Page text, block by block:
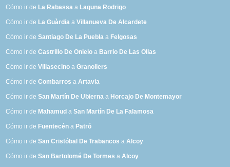
Cómo ir de La Rabassa a Laguna Rodrigo
Cómo ir de La Guàrdia aVillanueva De Alcardete
Cómo ir deSantiago De La Puebla a Felgosas
Cómo ir deCastrillo De Onielo a Barrio De Las Ollas
Cómo ir deVillasecino aGranollers
Cómo ir deCombarros aArtavia
Cómo ir deSan Martín De Ubierna a Horcajo De Montemayor
Cómo ir de Mahamud aSan Martín De La Falamosa
Cómo ir de Fuentecén a Patró
Cómo ir deSan Cristóbal De Trabancos aAlcoy
Cómo ir deSan Bartolomé De Tormes aAlcoy